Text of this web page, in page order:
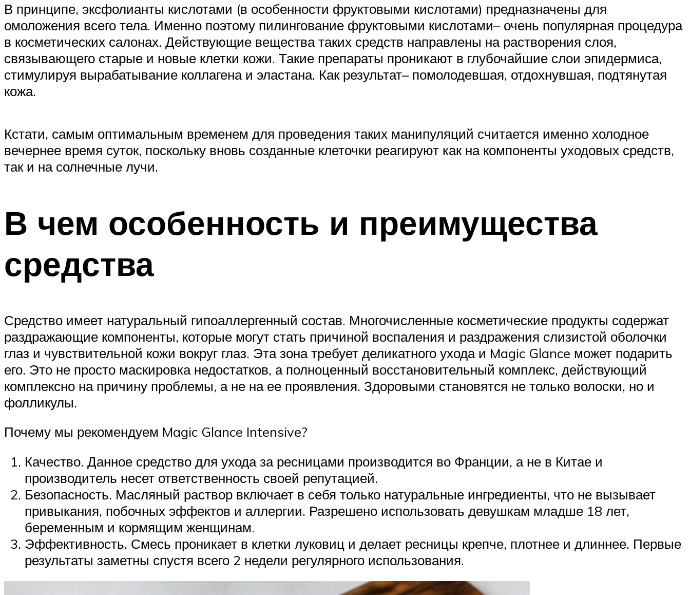
В принципе, эксфолианты кислотами (в особенности фруктовыми кислотами) предназначены для
омоложения всего тела. Именно поэтому пилингование фруктовыми кислотами– очень популярная процедура
в косметических салонах. Действующие вещества таких средств направлены на растворения слоя,
связывающего старые и новые клетки кожи. Такие препараты проникают в глубочайшие слои эпидермиса,
стимулируя вырабатывание коллагена и эластана. Как результат– помолодевшая, отдохнувшая, подтянутая
кожа.
Кстати, самым оптимальным временем для проведения таких манипуляций считается именно холодное
вечернее время суток, поскольку вновь созданные клеточки реагируют как на компоненты уходовых средств,
так и на солнечные лучи.
В чем особенность и преимущества
средства
Средство имеет натуральный гипоаллергенный состав. Многочисленные косметические продукты содержат
раздражающие компоненты, которые могут стать причиной воспаления и раздражения слизистой оболочки
глаз и чувствительной кожи вокруг глаз. Эта зона требует деликатного ухода и Magic Glance может подарить
его. Это не просто маскировка недостатков, а полноценный восстановительный комплекс, действующий
комплексно на причину проблемы, а не на ее проявления. Здоровыми становятся не только волоски, но и
фолликулы.
Почему мы рекомендуем Magic Glance Intensive?
Качество. Данное средство для ухода за ресницами производится во Франции, а не в Китае и
производитель несет ответственность своей репутацией.
Безопасность. Масляный раствор включает в себя только натуральные ингредиенты, что не вызывает
привыкания, побочных эффектов и аллергии. Разрешено использовать девушкам младше 18 лет,
беременным и кормящим женщинам.
Эффективность. Смесь проникает в клетки луковиц и делает ресницы крепче, плотнее и длиннее. Первые
результаты заметны спустя всего 2 недели регулярного использования.